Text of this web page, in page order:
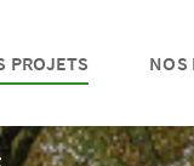
PROJETS NOS